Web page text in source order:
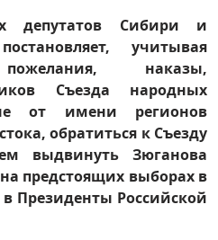
депутатов Сибири и
учитывая
наказы,
Съезда народных
от имени регионов
обратиться к Съезду
выдвинуть Зюганова
предстоящих выборах в
Президенты Российской